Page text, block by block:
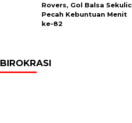
Rovers, Gol Balsa Sekulic
Pecah Kebuntuan Menit
ke-82
BIROKRASI